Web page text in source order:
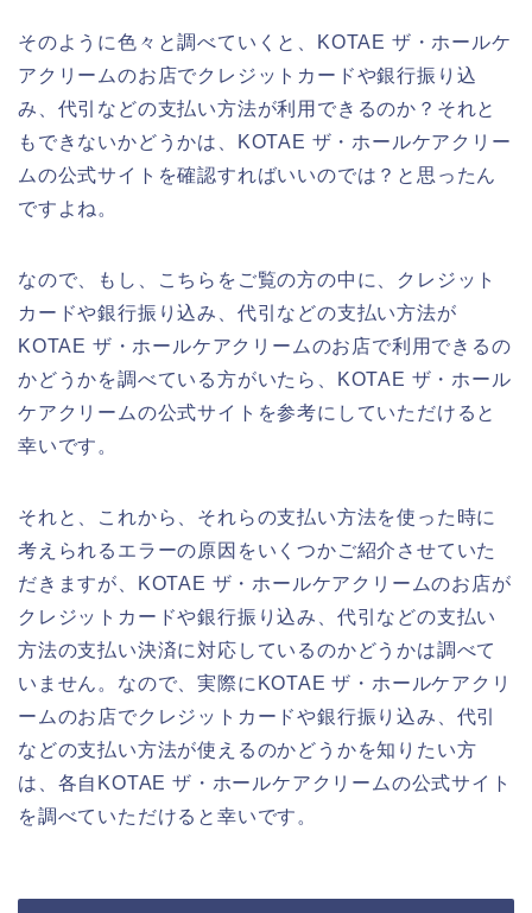
そのように色々と調べていくと、KOTAE ザ・ホールケ
アクリームのお店でクレジットカードや銀行振り込
み、代引などの支払い方法が利用できるのか？それと
もできないかどうかは、KOTAE ザ・ホールケアクリー
ムの公式サイトを確認すればいいのでは？と思ったん
ですよね。
なので、もし、こちらをご覧の方の中に、クレジット
カードや銀行振り込み、代引などの支払い方法が
KOTAE ザ・ホールケアクリームのお店で利用できるの
かどうかを調べている方がいたら、KOTAE ザ・ホール
ケアクリームの公式サイトを参考にしていただけると
幸いです。
それと、これから、それらの支払い方法を使った時に
考えられるエラーの原因をいくつかご紹介させていた
だきますが、KOTAE ザ・ホールケアクリームのお店が
クレジットカードや銀行振り込み、代引などの支払い
方法の支払い決済に対応しているのかどうかは調べて
いません。なので、実際にKOTAE ザ・ホールケアクリ
ームのお店でクレジットカードや銀行振り込み、代引
などの支払い方法が使えるのかどうかを知りたい方
は、各自KOTAE ザ・ホールケアクリームの公式サイト
を調べていただけると幸いです。